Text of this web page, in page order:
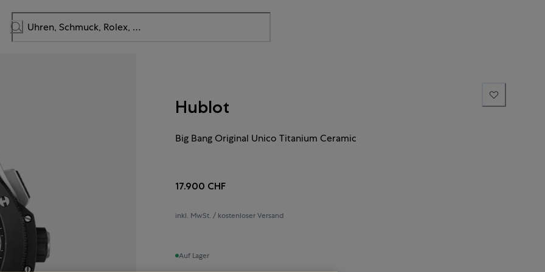
Hublot
Big Bang Original Unico Titanium Ceramic
17.900 CHF
inkl. MwSt. / kostenloser Versand
Auf Lager